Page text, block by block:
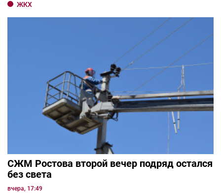
ЖКХ
СЖМ Ростова второй вечер подряд остался
без света
вчера, 17:49